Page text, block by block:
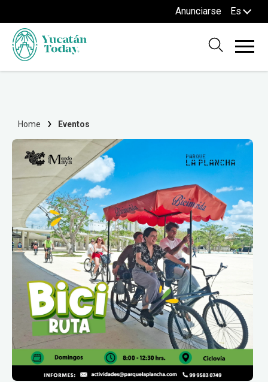
Anunciarse Es
Home Eventos